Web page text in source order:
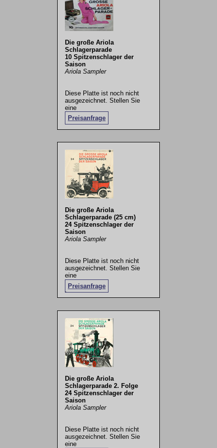
Die große Ariola
Schlagerparade
10 Spitzenschlager der
Saison
Ariola Sampler
Diese Platte ist noch nicht
ausgezeichnet. Stellen Sie
eine
Preisanfrage
Die große Ariola
Schlagerparade (25 cm)
24 Spitzenschlager der
Saison
Ariola Sampler
Diese Platte ist noch nicht
ausgezeichnet. Stellen Sie
eine
Preisanfrage
.
Die große Ariola
Schlagerparade 2. Folge
24 Spitzenschlager der
Saison
Ariola Sampler
Diese Platte ist noch nicht
ausgezeichnet. Stellen Sie
eine